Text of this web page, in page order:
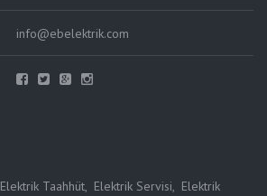
info@ebelektrik.com
Elektrik Taahhüt, Elektrik Servisi, Elektrik